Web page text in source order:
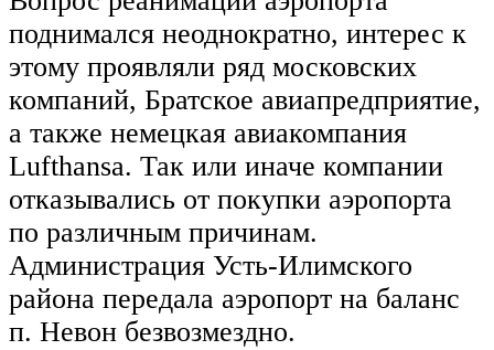
поднимался неоднократно, интерес к
этому проявляли ряд московских
компаний, Братское авиапредприятие,
а также немецкая авиакомпания
Lufthansa. Так или иначе компании
отказывались от покупки аэропорта
по различным причинам.
Администрация Усть-Илимского
района передала аэропорт на баланс
п. Невон безвозмездно.